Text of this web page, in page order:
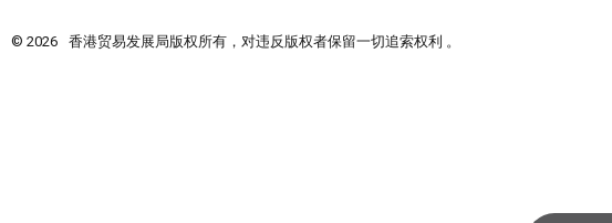
© 2026 香港贸易发展局版权所有，对违反版权者保留一切追索权利 。